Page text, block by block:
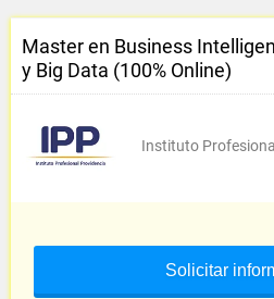
Master en Business
y Big Data (100% Online)
Instituto
Solicitar